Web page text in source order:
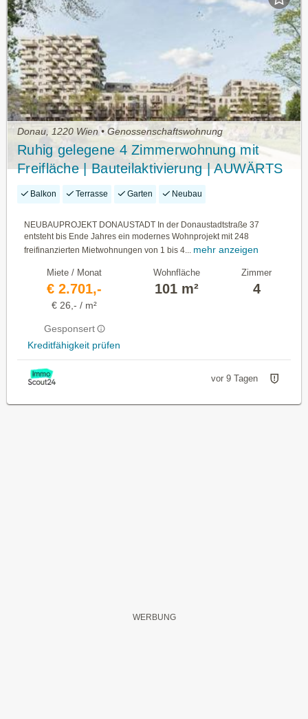
Donau, 1220 Wien • Genossenschaftswohnung
Ruhig gelegene 4 Zimmerwohnung mit
Freifläche | Bauteilaktivierung | AUWÄRTS
Balkon Terrasse Garten Neubau
NEUBAUPROJEKT DONAUSTADT In der Donaustadtstraße 37
entsteht bis Ende Jahres ein modernes Wohnprojekt mit 248
freifinanzierten Mietwohnungen von 1 bis 4... mehr anzeigen
Miete / Monat
€ 2.701,-
€ 26,- / m²
Gesponsert
Kreditfähigkeit prüfen
Wohnfläche
101 m²
Zimmer
4
vor 9 Tagen